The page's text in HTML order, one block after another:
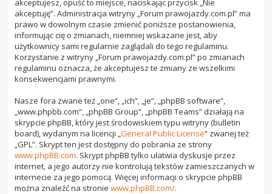
akceptujesz, opuść to miejsce, naciskając przycisk „Nie
akceptuję”. Administracja witryny „Forum prawojazdy.com.pl” ma
prawo w dowolnym czasie zmienić poniższe postanowienia,
informując cię o zmianach, niemniej wskazane jest, aby
użytkownicy sami regularnie zaglądali do tego regulaminu.
Korzystanie z witryny „Forum prawojazdy.com.pl” po zmianach
regulaminu oznacza, że akceptujesz te zmiany ze wszelkimi
konsekwencjami prawnymi.
Nasze fora zwane też „one”, „ich”, „je”, „phpBB software”,
„www.phpbb.com”, „phpBB Group”, „phpBB Teams” działają na
skrypcie phpBB, który jest środowiskiem typu witryny (bulletin
board), wydanym na licencji „General Public License” zwanej też
„GPL”. Skrypt ten jest dostępny do pobrania ze strony
www.phpBB.com. Skrypt phpBB tylko ułatwia dyskusje przez
internet, a jego autorzy nie kontrolują tekstów zamieszczanych w
internecie za jego pomocą. Więcej informacji o skrypcie phpBB
można znaleźć na stroniewww.phpBB.com/.